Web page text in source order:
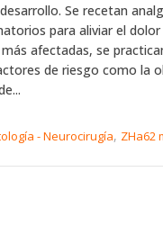
Se recetan
para aliviar el
afectadas, se
de riesgo como la
- Neurocirugía, ZHa62